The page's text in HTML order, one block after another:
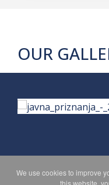
OUR
PRIVACY
We use cookies to improve
this website,